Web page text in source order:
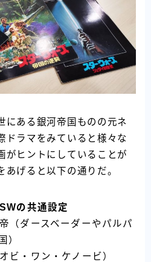
にある銀河帝国ものの元ネ
ドラマをみていると様々な
がヒントにしていることが
あげると以下の通りだ。
の共通設定
（ダースベーダーやパルパ
）
ビ・ワン・ケノービ）